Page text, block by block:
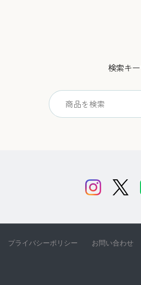
検索キ
プライバシーポリシー お問い合わせ